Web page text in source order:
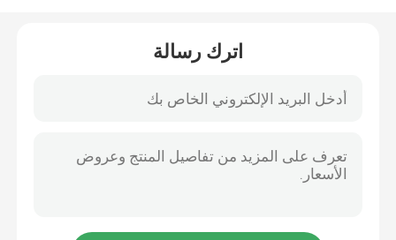
غسالة ختم
بتف شقة غسالة
اترك رسالة